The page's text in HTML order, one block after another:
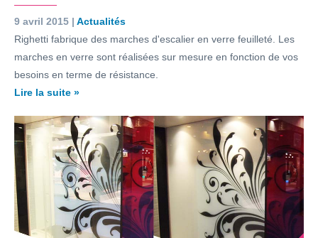
9 avril 2015 | Actualités
Righetti fabrique des marches d'escalier en verre feuilleté. Les
marches en verre sont réalisées sur mesure en fonction de vos
besoins en terme de résistance.
Lire la suite »